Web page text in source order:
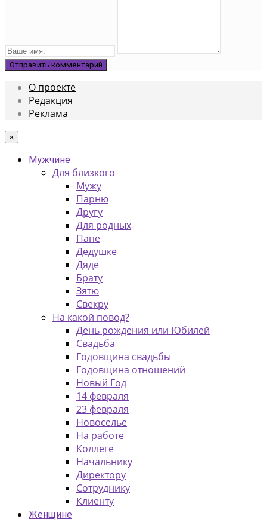
О проекте
Редакция
Реклама
×
Мужчине
Для близкого
Мужу
Парню
Другу
Для родных
Папе
Дедушке
Дяде
Брату
Зятю
Свекру
На какой повод?
День рождения или Юбилей
Свадьба
Годовщина свадьбы
Годовщина отношений
Новый Год
14 февраля
23 февраля
Новоселье
На работе
Коллеге
Начальнику
Директору
Сотруднику
Клиенту
Женщине